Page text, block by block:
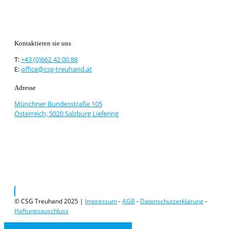
Kontaktieren sie uns
T:+43 (0)662 42 00 88
E:office@csg-treuhand.at
Adresse
Münchner Bundesstraße 105
Österreich, 5020 Salzburg Liefering
© CSG Treuhand 2025 | Impressum-AGB - Datenschutzerklärung-
Haftungsauschluss